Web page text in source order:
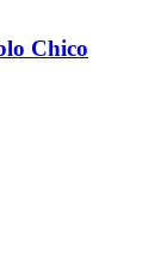
Chico